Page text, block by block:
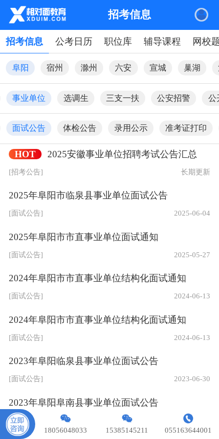
18056048033 15385145211 055163644001
招考信息
招考信息 公考日历 职位库 辅导课程 网校
阜阳 宿州 滁州 六安 宣城 巢湖
事业单位 选调生 三支一扶 公安招警 公
面试公告 体检公告 录用公示 准考证打印
HOT 2025安徽事业单位招聘考试公告汇总
[招考公告] 长期更新
2025年阜阳市临泉县事业单位面试公告
[面试公告] 2025-06-04
2025年阜阳市市直事业单位面试通知
[面试公告] 2025-05-27
2024年阜阳市市直事业单位结构化面试通知
[面试公告] 2024-06-13
2024年阜阳市市直事业单位结构化面试通知
[面试公告] 2024-06-13
2023年阜阳临泉县事业单位面试公告
[面试公告] 2023-06-30
2023年阜阳阜南县事业单位面试公告
[面试公告] 2023-06-29
相对面
关于我们
联系我们
在线客服
频道
资料下载
规则
安徽专升本
Copyright © 2018 安徽相对面教育科技有限公司 版权所